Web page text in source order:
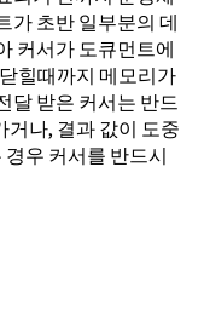
가 초반 일부분의 데
커서가 도큐먼트에
힐때까지 메모리가
달 받은 커서는 반드
나, 결과 값이 도중
우 커서를 반드시